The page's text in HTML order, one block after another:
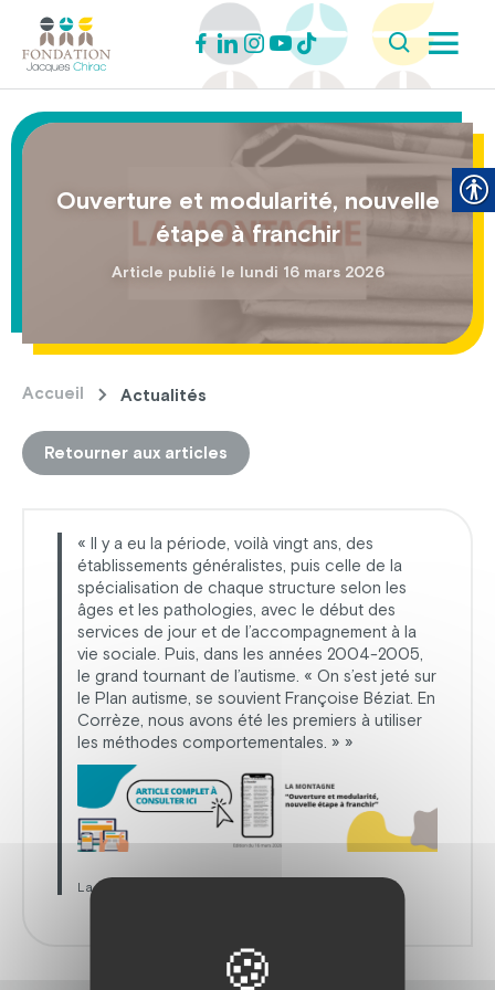
Ouverture et modularité, nouvelle
étape à franchir
Article publié le lundi 16 mars 2026
Accueil Actualités
Retourner aux articles
« Il y a eu la période, voilà vingt ans, des
établissements généralistes, puis celle de la
spécialisation de chaque structure selon les
âges et les pathologies, avec le début des
services de jour et de l’accompagnement à la
vie sociale. Puis, dans les années 2004-2005,
le grand tournant de l’autisme. « On s’est jeté sur
le Plan autisme, se souvient Françoise Béziat. En
Corrèze, nous avons été les premiers à utiliser
les méthodes comportementales. » »
La Montagne Edition du 16 mars 2026